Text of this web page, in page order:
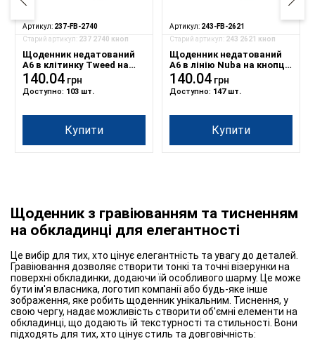
Артикул: 237-FB-2740
Старий артикул: 237 2740 кноп
Щоденник недатований
А6 в клітинку Tweed на
кнопці зелений
140.04 грн
Доступно: 103 шт.
Купити
Артикул: 243-FB-2621
Старий артикул: 243 2621 кноп
Щоденник недатований
А6 в лінію Nuba на кнопці
бордова
140.04 грн
Доступно: 147 шт.
Купити
Щоденник з гравіюванням та тисненням
на обкладинці для елегантності
Це вибір для тих, хто цінує елегантність та увагу до деталей.
Гравіювання дозволяє створити тонкі та точні візерунки на
поверхні обкладинки, додаючи їй особливого шарму. Це може
бути ім'я власника, логотип компанії або будь-яке інше
зображення, яке робить щоденник унікальним. Тиснення, у
свою чергу, надає можливість створити об'ємні елементи на
обкладинці, що додають їй текстурності та стильності. Вони
підходять для тих, хто цінує стиль та довговічність: